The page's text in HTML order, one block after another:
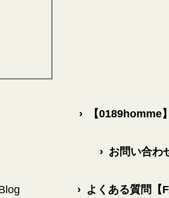
›【0189homme
›お問い合わ
› よくある質問【